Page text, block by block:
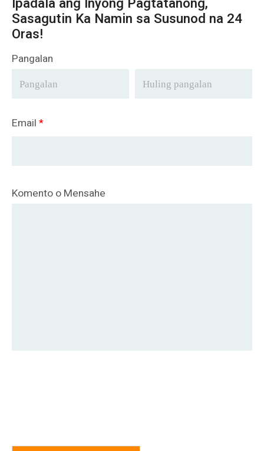
Sasagutin Ka Namin sa Susunod na 24
Oras!
Pangalan
Email *
Komento o Mensahe